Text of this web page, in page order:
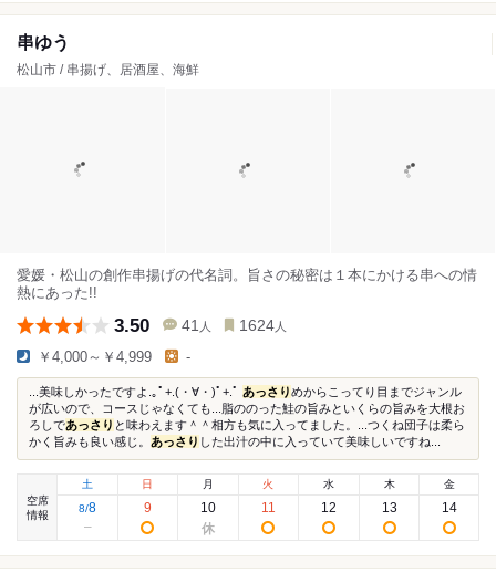
串ゆう
松山市 / 串揚げ、居酒屋、海鮮
愛媛・松山の創作串揚げの代名詞。旨さの秘密は１本にかける串への情
熱にあった!!
3.50 41 人 1624 人
￥4,000～￥4,999 -
...美味しかったですよ.｡ﾟ+.(・∀・)ﾟ+.ﾟ あっさりめからこってり目までジャンル
が広いので、コースじゃなくても...脂ののった鮭の旨みといくらの旨みを大根お
ろしであっさり と味わえます＾＾相方も気に入ってました。...つくね団子は柔ら
かく旨みも良い感じ。 あっさり した出汁の中に入っていて美味しいですね...
空席
情報
土
8/8
日
9
月
10
火
11
水
12
木
13
金
14